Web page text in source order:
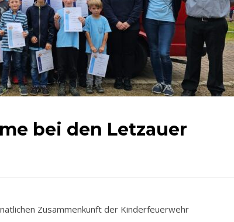
bei den Letzauer
Zusammenkunft der Kinderfeuerwehr